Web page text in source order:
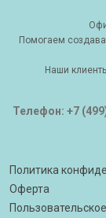
Помогаем
Наши
Телефон: +7
Политика
Оферта